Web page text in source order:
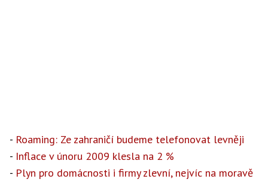
- Roaming: Ze zahraničí budeme telefonovat levněji
- Inflace v únoru 2009 klesla na 2 %
- Plyn pro domácnosti i firmy zlevní, nejvíc na moravě